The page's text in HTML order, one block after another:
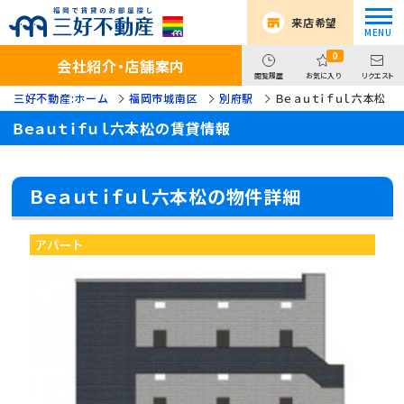
来店希望
会社紹介・店舗案内 閲覧履歴
0
お気に入り リクエスト
三好不動産:ホーム 福岡市城南区 別府駅 Ｂｅａｕｔｉｆｕｌ六本松
Ｂｅａｕｔｉｆｕｌ六本松の賃貸情報
Ｂｅａｕｔｉｆｕｌ六本松の物件詳細
アパート